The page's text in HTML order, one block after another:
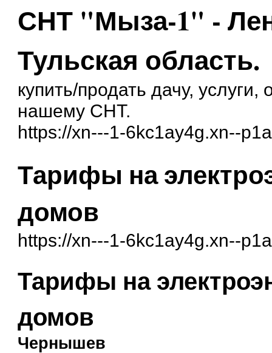
СНТ "Мыза-1" -
Тульская область.
купить/продать дачу,
нашему СНТ.
https://xn---1-6kc1ay4g.xn--
Тарифы на
домов
https://xn---1-6kc1ay4g.xn--
Тарифы на
домов
Чернышев